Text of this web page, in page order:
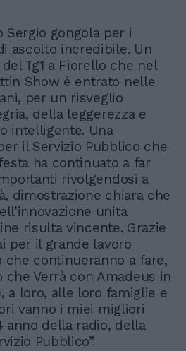
Sergio gongola per i
ascolto incredibile. Un
Tg1 a Fiorello che nel
Show è entrato nelle
per un risveglio
della leggerezza e
intelligente. Una
il Servizio Pubblico che
ha continuato a far
rivolgendosi a
dimostrazione chiara che
unita
risulta vincente. Grazie
per il grande lavoro
continueranno a fare,
che Verrà con Amadeus in
a loro, alle loro famiglie e
vanno i miei migliori
anno della radio, della
Pubblico”.